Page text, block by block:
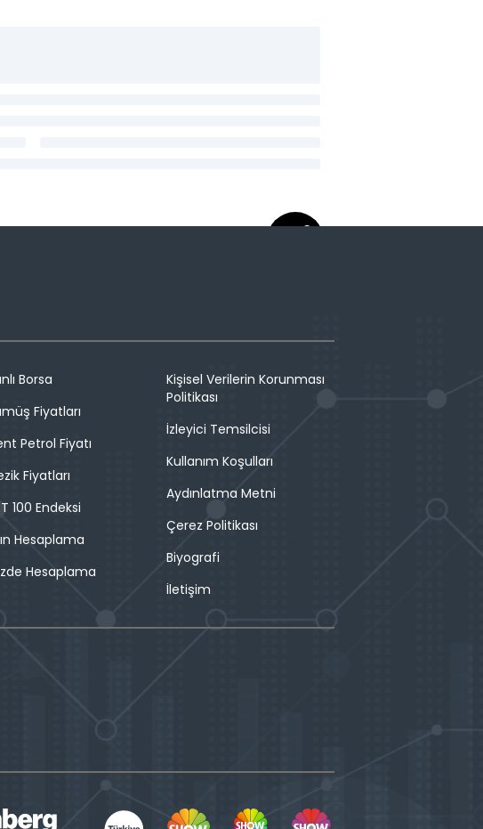
Borsa
Fiyatları
Petrol Fiyatı
Fiyatları
100 Endeksi
Hesaplama
Hesaplama
Kişisel Verilerin Korunması
Politikası
İzleyici Temsilcisi
Kullanım Koşulları
Aydınlatma Metni
Çerez Politikası
Biyografi
İletişim